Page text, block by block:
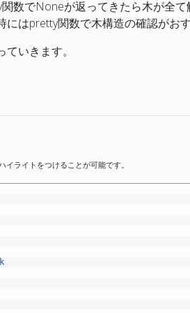
数でNoneが返ってきたら木が全
はpretty関数で木構造の確認がおす
いきます。
イライトをつけることが可能です。